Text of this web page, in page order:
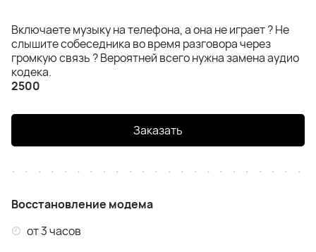
Включаете музыку на телефона, а она не играет ? Не
слышите собеседника во время разговора через
громкую связь ? Вероятней всего нужна замена аудио
кодека.
2500
Заказать
Восстановление модема
от 3 часов